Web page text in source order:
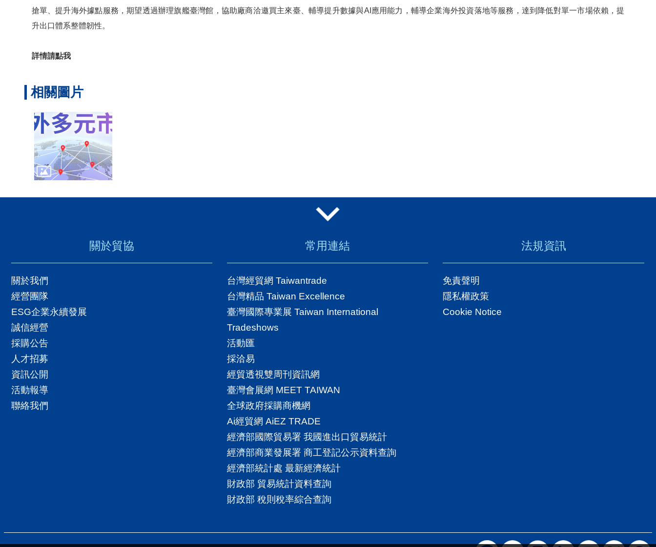
搶單、提升海外據點服務，期望透過辦理旗艦臺灣館，協助廠商洽邀買主來臺、輔導提升數據與AI應用能力，輔導企業海外投資落地等服務，達到降低對單一市場依賴，提
升出口體系整體韌性。
詳情請點我
相關圖片
關於貿協
關於我們
經營團隊
ESG企業永續發展
誠信經營
採購公告
人才招募
資訊公開
活動報導
聯絡我們
常用連結
台灣經貿網 Taiwantrade
台灣精品 Taiwan Excellence
臺灣國際專業展 Taiwan International
Tradeshows
活動匯
採洽易
經貿透視雙周刊資訊網
臺灣會展網 MEET TAIWAN
全球政府採購商機網
Ai經貿網 AiEZ TRADE
經濟部國際貿易署 我國進出口貿易統計
經濟部商業發展署 商工登記公示資料查詢
經濟部統計處 最新經濟統計
財政部 貿易統計資料查詢
財政部 稅則稅率綜合查詢
法規資訊
免責聲明
隱私權政策
Cookie Notice